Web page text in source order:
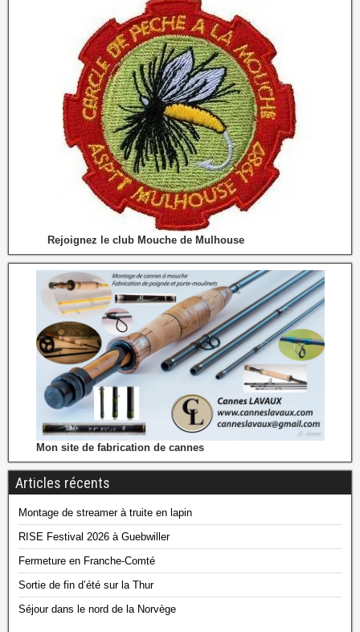
Rejoignez le club Mouche de Mulhouse
Mon site de fabrication de cannes
Articles récents
Montage de streamer à truite en lapin
RISE Festival 2026 à Guebwiller
Fermeture en Franche-Comté
Sortie de fin d’été sur la Thur
Séjour dans le nord de la Norvège